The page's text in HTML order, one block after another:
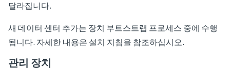
달라집니다.
새 데이터 센터 추가는 장치 부트스트랩 프로세스 중에 수행
됩니다. 자세한 내용은 설치 지침을 참조하십시오.
관리 장치